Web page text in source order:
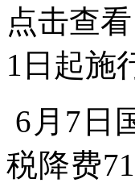
点击查
1日起施
6月7日
税降费